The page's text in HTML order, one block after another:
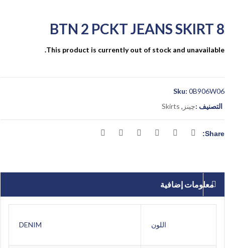
8 BTN 2 PCKT JEANS SKIRT
This product is currently out of stock and unavailable.
Sku: 0B906W06
التصنيف :چينز ,
Skirts
Share:
معلومات إضافية
اللون DENIM